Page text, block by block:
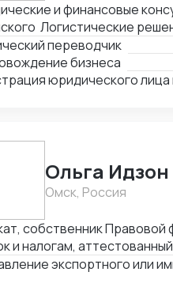
и финансовые
Логистические
переводчик
бизнеса
Ольга Идзон
Омск, Россия
собственник
и налогам,
Неоднократно признана
экспортного или